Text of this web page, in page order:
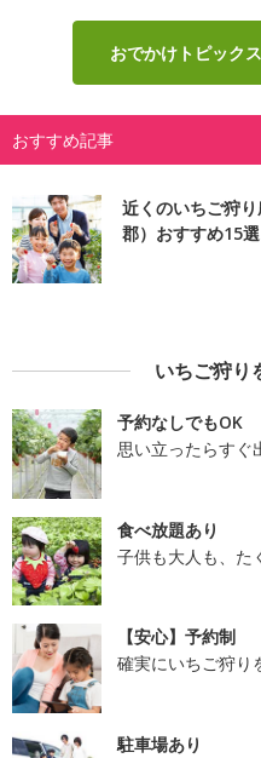
おでかけトピック
おすすめ記事
近くのいちご狩
郡）おすすめ15選
いちご狩り
予約なしでもOK
思い立ったらすぐ
食べ放題あり
子供も大人も、た
【安心】予約制
確実にいちご狩り
駐車場あり